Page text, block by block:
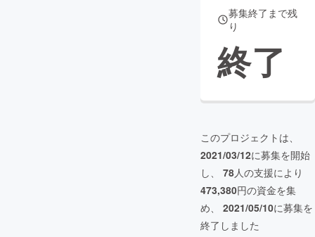
募集終了まで残
り
終了
このプロジェクトは、
2021/03/12に募集を開始
し、 78人の支援により
473,380円の資金を集
め、 2021/05/10に募集を
終了しました